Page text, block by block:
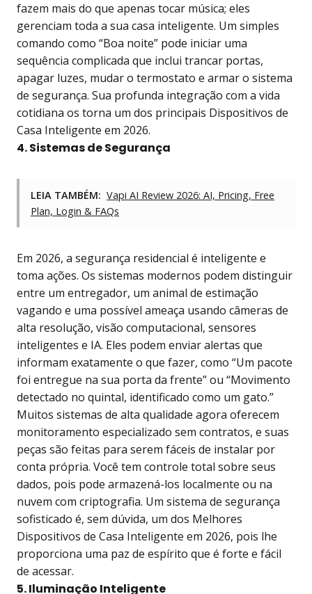
fazem mais do que apenas tocar música; eles
gerenciam toda a sua casa inteligente. Um simples
comando como “Boa noite” pode iniciar uma
sequência complicada que inclui trancar portas,
apagar luzes, mudar o termostato e armar o sistema
de segurança. Sua profunda integração com a vida
cotidiana os torna um dos principais Dispositivos de
Casa Inteligente em 2026.
4. Sistemas de Segurança
LEIA TAMBÉM: Vapi AI Review 2026: AI, Pricing, Free
Plan, Login & FAQs
Em 2026, a segurança residencial é inteligente e
toma ações. Os sistemas modernos podem distinguir
entre um entregador, um animal de estimação
vagando e uma possível ameaça usando câmeras de
alta resolução, visão computacional, sensores
inteligentes e IA. Eles podem enviar alertas que
informam exatamente o que fazer, como “Um pacote
foi entregue na sua porta da frente” ou “Movimento
detectado no quintal, identificado como um gato.”
Muitos sistemas de alta qualidade agora oferecem
monitoramento especializado sem contratos, e suas
peças são feitas para serem fáceis de instalar por
conta própria. Você tem controle total sobre seus
dados, pois pode armazená-los localmente ou na
nuvem com criptografia. Um sistema de segurança
sofisticado é, sem dúvida, um dos Melhores
Dispositivos de Casa Inteligente em 2026, pois lhe
proporciona uma paz de espírito que é forte e fácil
de acessar.
5. Iluminação Inteligente